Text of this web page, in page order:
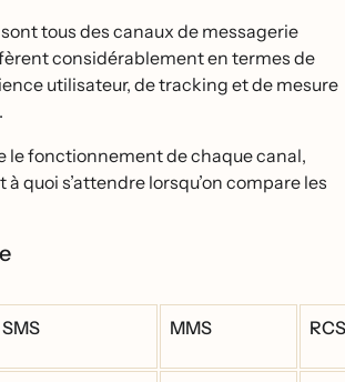
tous des canaux de messagerie
considérablement en termes de
utilisateur, de tracking et de mesure
le fonctionnement de chaque canal,
quoi s’attendre lorsqu’on compare les
SMS MMS